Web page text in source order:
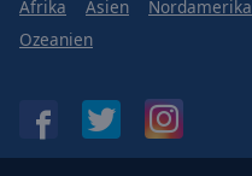
Afrika Asien Nordamerika
Ozeanien